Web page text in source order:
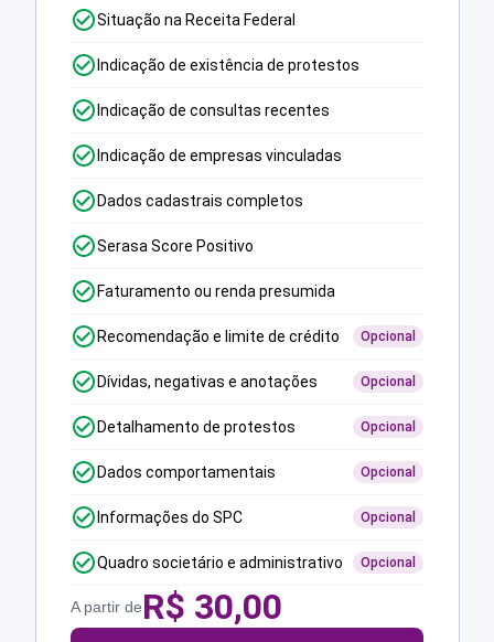
Situação na Receita Federal
Indicação de existência de protestos
Indicação de consultas recentes
Indicação de empresas vinculadas
Dados cadastrais completos
Serasa Score Positivo
Faturamento ou renda presumida
Recomendação e limite de crédito Opcional
Dívidas, negativas e anotações Opcional
Detalhamento de protestos Opcional
Dados comportamentais Opcional
Informações do SPC Opcional
Quadro societário e administrativo Opcional
A partir deR$ 30,00